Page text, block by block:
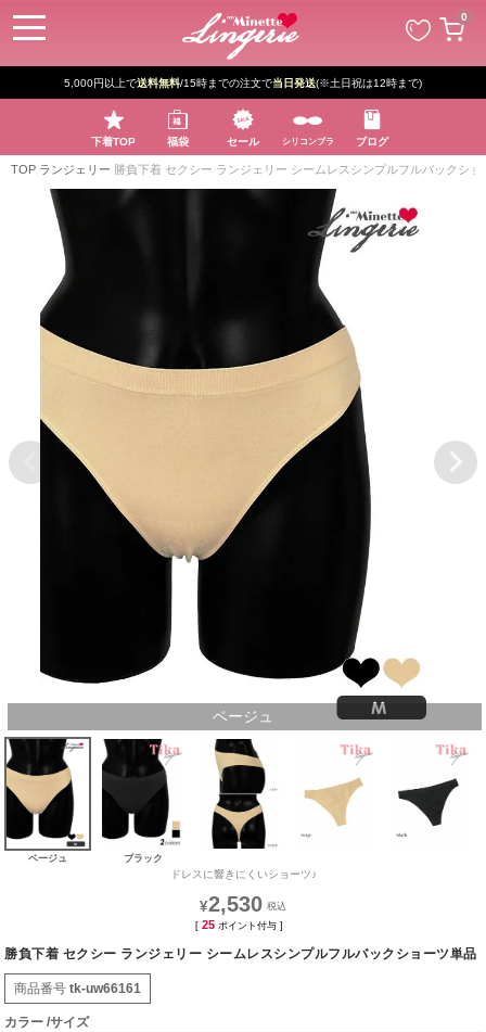
0
5,000円以上で送料無料/15時までの注文で当日発送(※土日祝は12時まで)
下着TOP 福袋 セール シリコンブラ ブログ
TOP ランジェリー 勝負下着 セクシー ランジェリー シームレスシンプルフルバックショ
ベージュ
ベージュ ブラック
ドレスに響きにくいショーツ♪
¥2,530
[ 25 ポイント付与 ]
勝負下着 セクシー ランジェリー シームレスシンプルフルバックショーツ単品
商品番号 tk-uw66161
カラー サイズ
ペー
ジト